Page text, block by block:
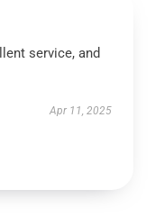
service, and
Apr 11, 2025